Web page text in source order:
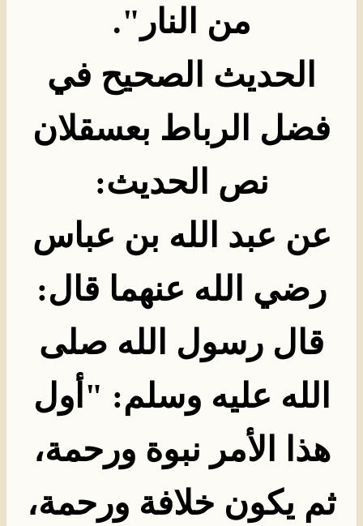
من النار ".
الحديث الصحيح في
فضل الرباط بعسقلان
نص الحديث:
عن عبد الله بن عباس
رضي الله عنهما قال:
قال رسول الله صلى
الله عليه وسلم: "أول
هذا الأمر نبوة ورحمة،
ثم يكون خلافة ورحمة،